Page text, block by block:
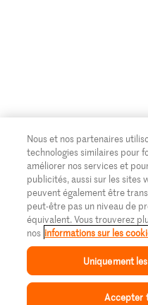
Nous et nos partenaires
technologies similaires pour
améliorer nos services et
publicités, aussi sur les sites
peuvent également être
peut-être pas un niveau de
équivalent. Vous trouverez
nos informations sur les
Uniquement
Accepter